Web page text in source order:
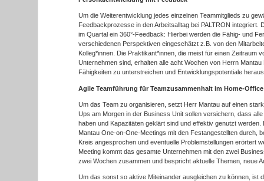
Um die Weiterentwicklung jedes einzelnen Teammitglieds zu
Feedbackprozesse in den Arbeitsalltag bei PALTRON integriert.
im Quartal ein 360°-Feedback: Hierbei werden die Fähig- und
verschiedenen Perspektiven eingeschätzt z.B. von den
Kolleg*innen. Die Praktikant*innen, die meist für einen Zeitraum
Unternehmen sind, erhalten alle acht Wochen von Herrn
Fähigkeiten zu unterstreichen und Entwicklungspotentiale
Agile Teamführung für Teamzusammenhalt im Home-
Um das Team zu organisieren, setzt Herr Mantau auf einen
Ups am Morgen in der Business Unit sollen versichern, dass
haben und Kapazitäten geklärt sind und effektiv genutzt werden.
Mantau One-on-One-Meetings mit den Festangestellten durch,
Kreis angesprochen und eventuelle Problemstellungen erörtert
Meeting kommt das gesamte Unternehmen mit den zwei
zwei Wochen zusammen und bespricht aktuelle Themen, neue
Um das sonst so aktive Miteinander ausgleichen zu können, ist